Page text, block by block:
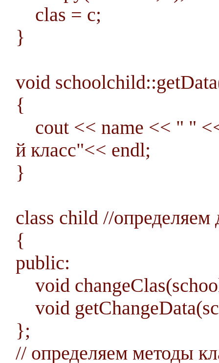
clas = c;
}
void
{
cout << name << " "
й класс"<< endl;
}
class child //определяем
{
public:
void
void
};
// определяем методы